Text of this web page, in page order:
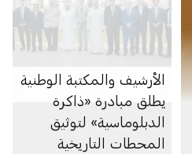
الأرشيف والمكتبة الوطنية
يطلق مبادرة «ذاكرة
الدبلوماسية» لتوثيق
المحطات التاريخية